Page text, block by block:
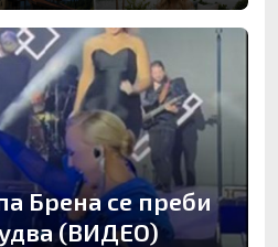
Брена се преби
(ВИДЕО)